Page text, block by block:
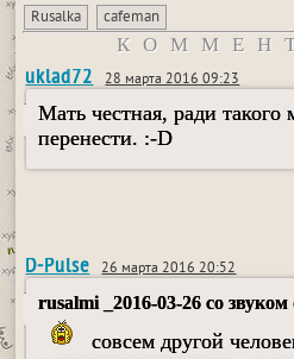
Rusalka cafeman
uklad72 28 марта 2016 09:23
Мать честная, ради
перенести. :-D
D-Pulse 26 марта 2016 20:52
rusalmi _2016-03-26 со звуком
совсем другой